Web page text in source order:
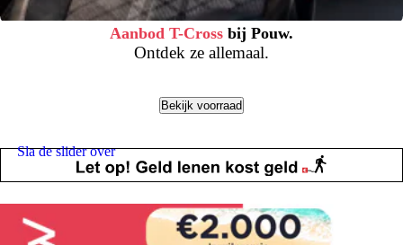
Aanbod T-Cross bij Pouw.
Ontdek ze allemaal.
Bekijk voorraad
Sla de slider over